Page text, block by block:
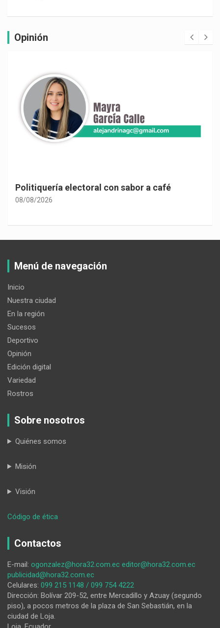
Opinión
Politiquería electoral con sabor a café
08/08/2026
Menú de navegación
Inicio
Nuestra ciudad
En la región
Sucesos
Deportivo
Opinión
Edición digital
Variedad
Rostros
Sobre nosotros
Quiénes somos
Misión
Visión
Código de ética
funcionarán
normalidad
durante
el
feriado
Contactos
E-mail: ogonzalez@hora32.com.ec editor@hora32.com.ec
publicidad@hora32.com.ec
Celulares: 099 215 1148 / 099 754 4222
Dirección: Bolívar 209-52, entre Mercadillo y Azuay (segundo
piso), a pocos metros de la plaza de San Sebastián, en la
ciudad de Loja.